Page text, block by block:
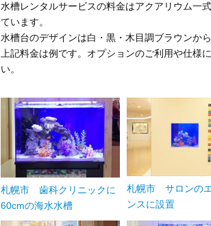
水槽レンタルサービスの料金はアクアリウム一
ています。
水槽台のデザインは白・黒・木目調ブラウンから
上記料金は例です。オプションのご利用や仕様
い。
札幌市 歯科クリニックに
60cmの海水水槽
札幌市 サロンの
ンスに設置